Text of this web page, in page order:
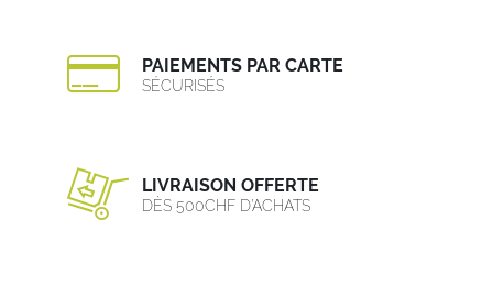
PAIEMENTS PAR CARTE
SÉCURISÉS
LIVRAISON OFFERTE
DÈS 500CHF D’ACHATS